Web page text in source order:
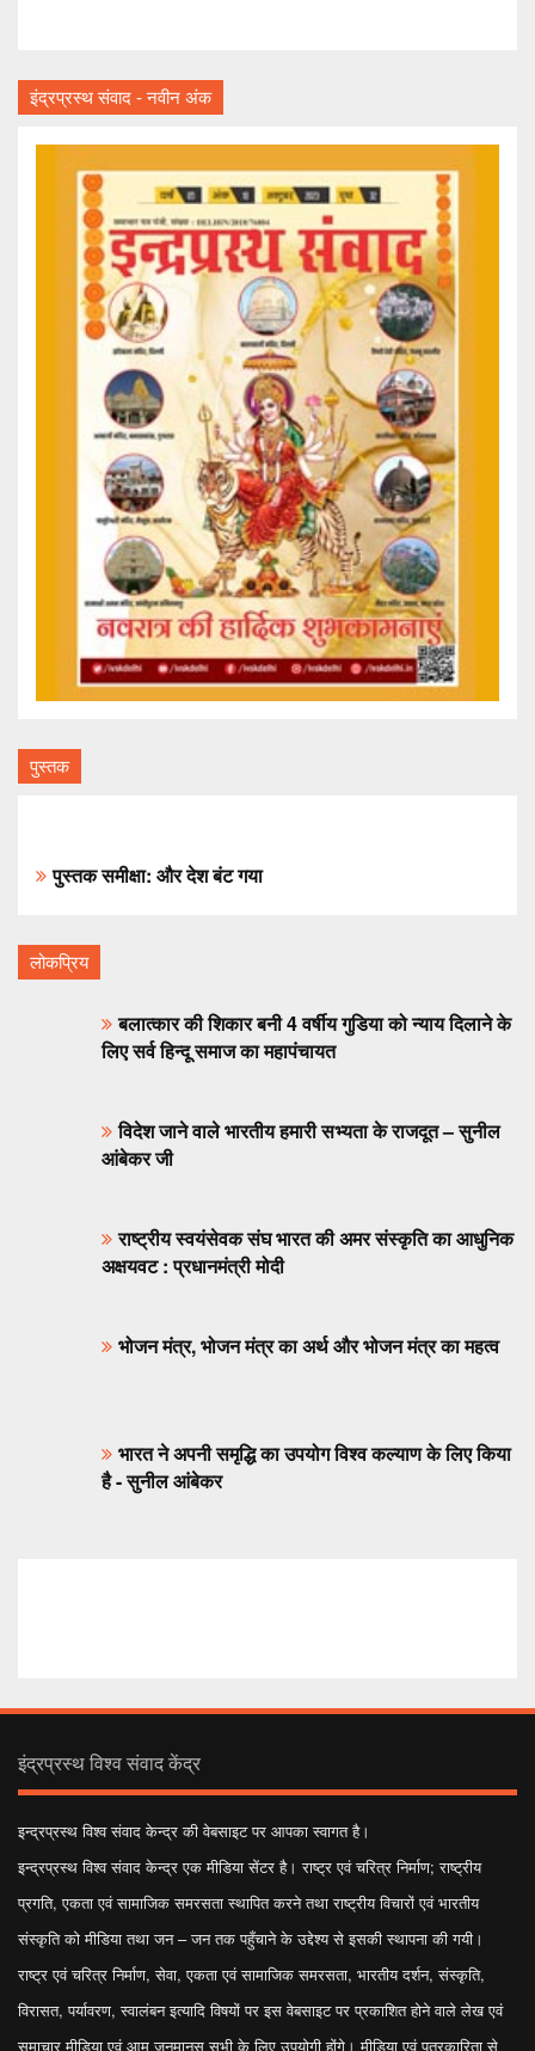
इंद्रप्रस्थ संवाद - नवीन अंक
पुस्तक
पुस्तक समीक्षा: और देश बंट गया
लोकप्रिय
बलात्कार की शिकार बनी 4 वर्षीय गुडिया को न्याय दिलाने के
लिए सर्व हिन्दू समाज का महापंचायत
विदेश जाने वाले भारतीय हमारी सभ्यता के राजदूत – सुनील
आंबेकर जी
राष्ट्रीय स्वयंसेवक संघ भारत की अमर संस्कृति का आधुनिक
अक्षयवट : प्रधानमंत्री मोदी
भोजन मंत्र, भोजन मंत्र का अर्थ और भोजन मंत्र का महत्‍व
भारत ने अपनी समृद्धि का उपयोग विश्व कल्याण के लिए किया
है - सुनील आंबेकर
इंद्रप्रस्थ विश्व संवाद केंद्र
इन्द्रप्रस्थ विश्व संवाद केन्द्र की वेबसाइट पर आपका स्वागत है।
इन्द्रप्रस्थ विश्व संवाद केन्द्र एक मीडिया सेंटर है। राष्ट्र एवं चरित्र निर्माण; राष्ट्रीय
प्रगति, एकता एवं सामाजिक समरसता स्थापित करने तथा राष्ट्रीय विचारों एवं भारतीय
संस्कृति को मीडिया तथा जन – जन तक पहुँचाने के उद्देश्य से इसकी स्थापना की गयी।
राष्ट्र एवं चरित्र निर्माण, सेवा, एकता एवं सामाजिक समरसता, भारतीय दर्शन, संस्कृति,
विरासत, पर्यावरण, स्वालंबन इत्यादि विषयों पर इस वेबसाइट पर प्रकाशित होने वाले लेख एवं
समाचार मीडिया एवं आम जनमानस सभी के लिए उपयोगी होंगे। मीडिया एवं पत्रकारिता से